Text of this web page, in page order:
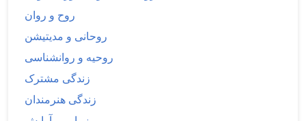
روح و روان
روحانی و مدیتیشن
روحیه و روانشناسی
زندگی مشترک
زندگی هنرمندان